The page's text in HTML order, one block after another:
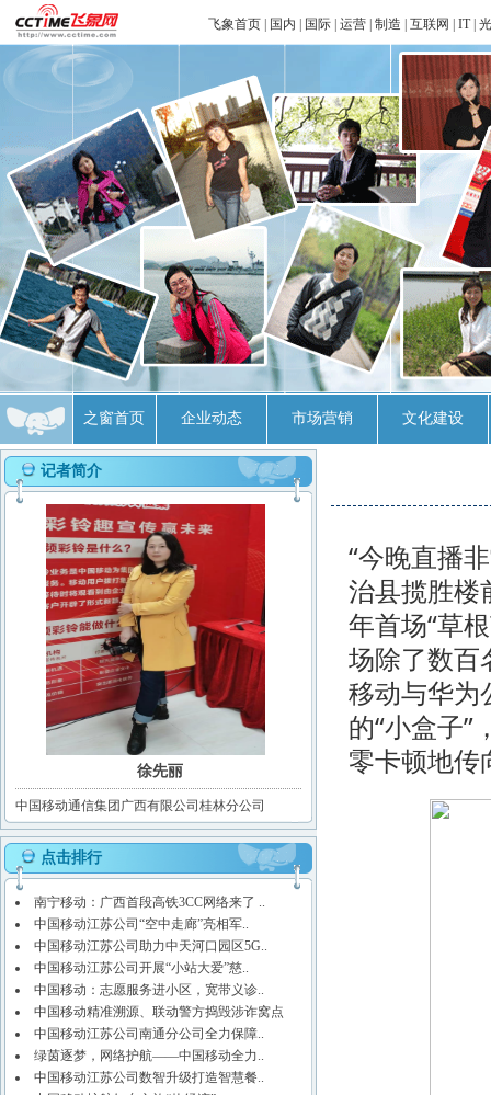
飞象首页 国内 国际 运营 制造 互联网 IT|
之窗首页 企业动态 市场营销 文化建设
记者简介
徐先丽
中国移动通信集团广西有限公司桂林分公司
点击排行
南宁移动：广西首段高铁3CC网络来了 ..
中国移动江苏公司“空中走廊”亮相军..
中国移动江苏公司助力中天河口园区5G..
中国移动江苏公司开展“小站大爱”慈..
中国移动：志愿服务进小区，宽带义诊..
中国移动精准溯源、联动警方捣毁涉诈窝点
中国移动江苏公司南通分公司全力保障..
绿茵逐梦，网络护航——中国移动全力..
中国移动江苏公司数智升级打造智慧餐..
“今晚直播
治县揽胜楼
年首场“草
场除了数
移动与华为
的“小盒子
零卡顿地传